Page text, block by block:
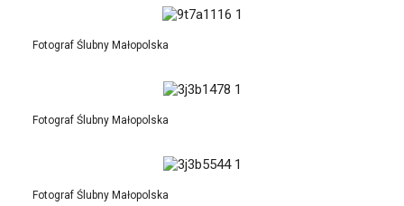
Fotograf Ślubny Małopolska
Fotograf Ślubny Małopolska
Fotograf Ślubny Małopolska